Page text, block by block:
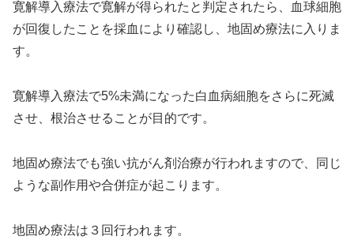
寛解導入療法で寛解が得られたと判定されたら、血球細胞
が回復したことを採血により確認し、地固め療法に入りま
す。
寛解導入療法で5%未満になった白血病細胞をさらに死滅
させ、根治させることが目的です。
地固め療法でも強い抗がん剤治療が行われますので、同じ
ような副作用や合併症が起こります。
地固め療法は３回行われます。